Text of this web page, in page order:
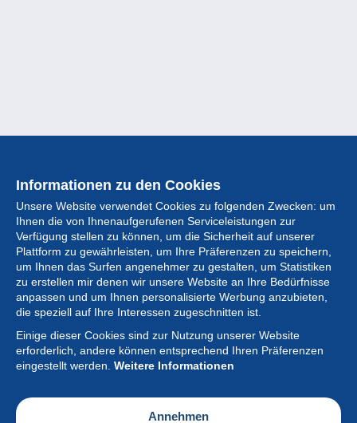
Informationen zu den Cookies
Unsere Website verwendet Cookies zu folgenden Zwecken: um
Ihnen die von Ihnenaufgerufenen Serviceleistungen zur
Verfügung stellen zu können, um die Sicherheit auf unserer
Plattform zu gewährleisten, um Ihre Präferenzen zu speichern,
um Ihnen das Surfen angenehmer zu gestalten, um Statistiken
zu erstellen mir denen wir unsere Website an Ihre Bedürfnisse
anpassen und um Ihnen personalisierte Werbung anzubieten,
die speziell auf Ihre Interessen zugeschnitten ist.
Einige dieser Cookies sind zur Nutzung unserer Website
erforderlich, andere können entsprechend Ihren Präferenzen
eingestellt werden. Weitere Informationen
Annehmen
Sammlung
Neuigkeiten
Artikel
Gesellschaft